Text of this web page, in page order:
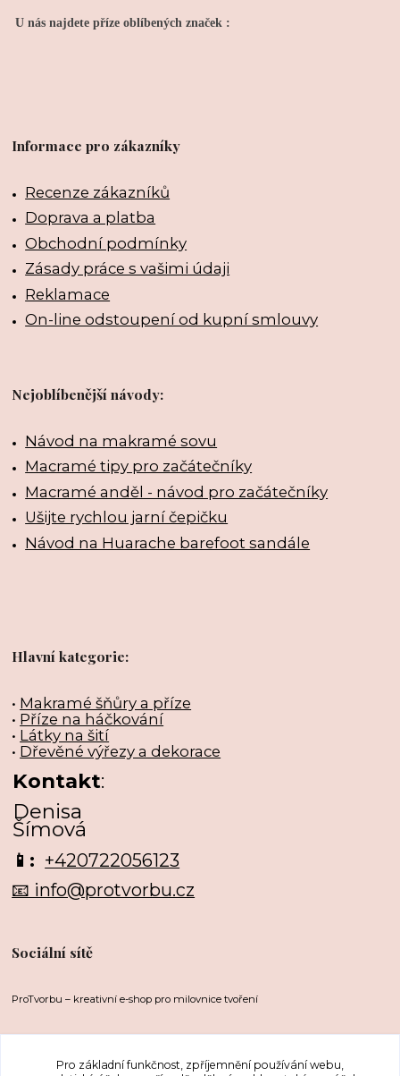
U nás najdete příze oblíbených značek :
Informace pro zákazníky
Recenze zákazníků
Doprava a platba
Obchodní podmínky
Zásady práce s vašimi údaji
Reklamace
On-line odstoupení od kupní smlouvy
Nejoblíbenější návody:
Návod na makramé sovu
Macramé tipy pro začátečníky
Macramé anděl - návod pro začátečníky
Ušijte rychlou jarní čepičku
Návod na Huarache barefoot sandále
Hlavní kategorie:
• Makramé šňůry a příze
• Příze na háčkování
• Látky na šití
• Dřevěné výřezy a dekorace
Kontakt:
Denisa
Šímová
📱: +420722056123
📧 info@protvorbu.cz
Sociální sítě
ProTvorbu – kreativní e-shop pro milovnice tvoření
Pro základní funkčnost, zpříjemnění používání webu,